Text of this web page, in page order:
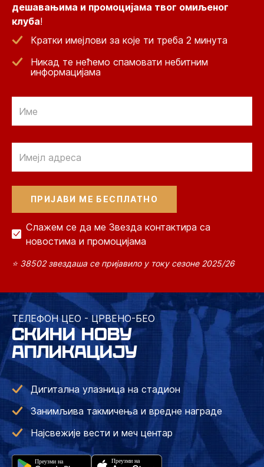
дешавањима и промоцијама твог омиљеног
клуба!
Кратки имејлови за које ти треба 2 минута
Никад те нећемо спамовати небитним
информацијама
Слажем се да ме Звезда контактира са
новостима и промоцијама
⭐ 38502 звездаша се пријавило у току сезоне 2025/26
ТЕЛЕФОН ЦЕО - ЦРВЕНО-БЕО
СКИНИ НОВУ
АПЛИКАЦИЈУ
Дигитална улазница на стадион
Занимљива такмичења и вредне награде
Најсвежије вести и меч центар